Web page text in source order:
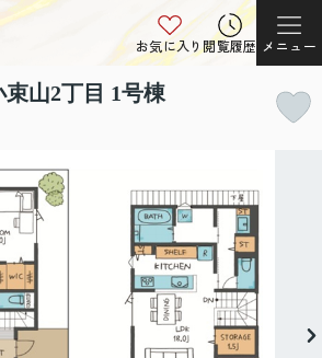
お気に入り閲覧履歴 メニュー
山2丁目 1号棟